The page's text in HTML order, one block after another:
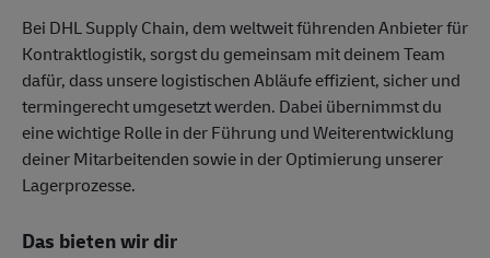
Bei DHL Supply Chain, dem weltweit führenden Anbieter für
Kontraktlogistik, sorgst du gemeinsam mit deinem Team
dafür, dass unsere logistischen Abläufe effizient, sicher und
termingerecht umgesetzt werden. Dabei übernimmst du
eine wichtige Rolle in der Führung und Weiterentwicklung
deiner Mitarbeitenden sowie in der Optimierung unserer
Lagerprozesse.
Das bieten wir dir